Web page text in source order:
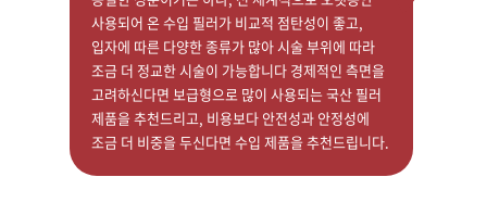
사용되어 온 수입 필러가 비교적 점탄성이 좋고,
입자에 따른 다양한 종류가 많아 시술 부위에 따라
조금 더 정교한 시술이 가능합니다 경제적인 측면을
고려하신다면 보급형으로 많이 사용되는 국산 필러
제품을 추천드리고, 비용보다 안전성과 안정성에
조금 더 비중을 두신다면 수입 제품을 추천드립니다.